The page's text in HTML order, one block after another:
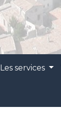
Les services